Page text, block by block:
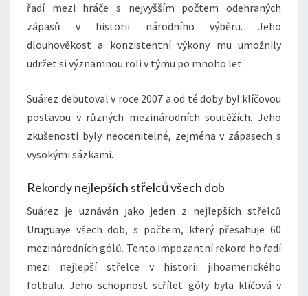
řadí mezi hráče s nejvyšším počtem odehraných
zápasů v historii národního výběru. Jeho
dlouhověkost a konzistentní výkony mu umožnily
udržet si významnou roli v týmu po mnoho let.
Suárez debutoval v roce 2007 a od té doby byl klíčovou
postavou v různých mezinárodních soutěžích. Jeho
zkušenosti byly neocenitelné, zejména v zápasech s
vysokými sázkami.
Rekordy nejlepších střelců všech dob
Suárez je uznáván jako jeden z nejlepších střelců
Uruguaye všech dob, s počtem, který přesahuje 60
mezinárodních gólů. Tento impozantní rekord ho řadí
mezi nejlepší střelce v historii jihoamerického
fotbalu. Jeho schopnost střílet góly byla klíčová v